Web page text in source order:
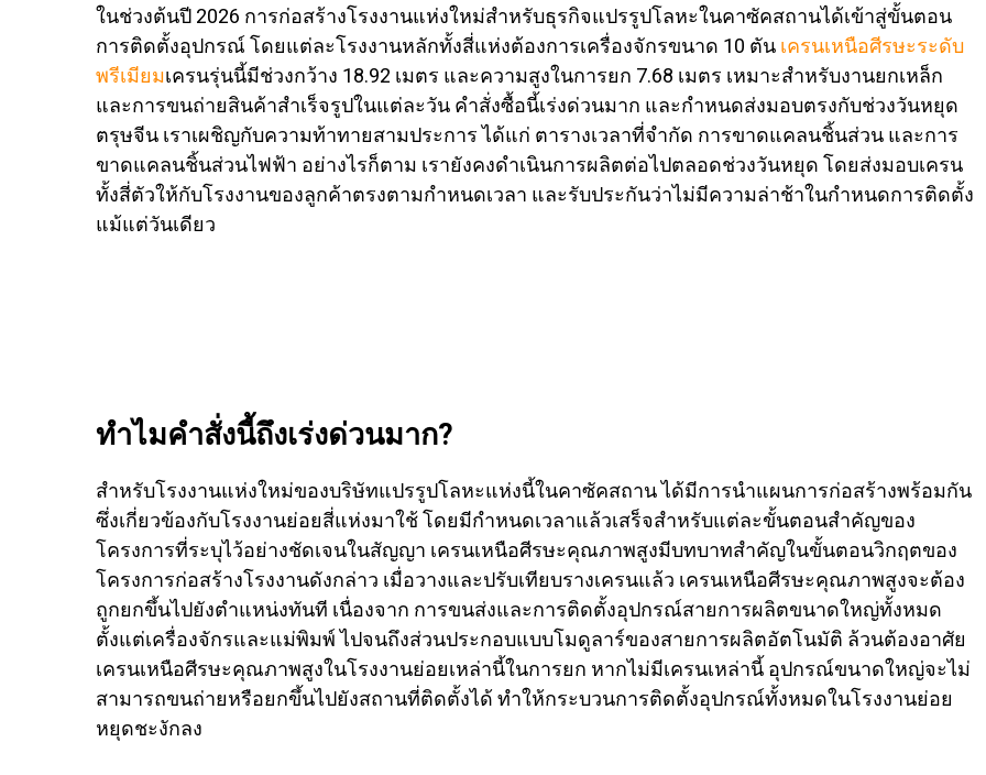
ในช่วงต้นปี 2026 การก่อสร้างโรงงานแห่งใหม่สำหรับธุรกิจแปรรูปโลหะในคาซัคสถานได้เข้าสู่ขั้นตอน
การติดตั้งอุปกรณ์ โดยแต่ละโรงงานหลักทั้งสี่แห่งต้องการเครื่องจักรขนาด 10 ตันเครนเหนือศีรษะระดับ
พรีเมียมเครนรุ่นนี้มีช่วงกว้าง 18.92 เมตร และความสูงในการยก 7.68 เมตร เหมาะสำหรับงานยกเหล็ก
และการขนถ่ายสินค้าสำเร็จรูปในแต่ละวัน คำสั่งซื้อนี้เร่งด่วนมาก และกำหนดส่งมอบตรงกับช่วงวันหยุด
ตรุษจีน เราเผชิญกับความท้าทายสามประการ ได้แก่ ตารางเวลาที่จำกัด การขาดแคลนชิ้นส่วน และการ
ขาดแคลนชิ้นส่วนไฟฟ้า อย่างไรก็ตาม เรายังคงดำเนินการผลิตต่อไปตลอดช่วงวันหยุด โดยส่งมอบเครน
ทั้งสี่ตัวให้กับโรงงานของลูกค้าตรงตามกำหนดเวลา และรับประกันว่าไม่มีความล่าช้าในกำหนดการติดตั้ง
แม้แต่วันเดียว
ทำไมคำสั่งนี้ถึงเร่งด่วนมาก?
สำหรับโรงงานแห่งใหม่ของบริษัทแปรรูปโลหะแห่งนี้ในคาซัคสถาน ได้มีการนำแผนการก่อสร้างพร้อมกัน
ซึ่งเกี่ยวข้องกับโรงงานย่อยสี่แห่งมาใช้ โดยมีกำหนดเวลาแล้วเสร็จสำหรับแต่ละขั้นตอนสำคัญของ
โครงการที่ระบุไว้อย่างชัดเจนในสัญญา เครนเหนือศีรษะคุณภาพสูงมีบทบาทสำคัญในขั้นตอนวิกฤตของ
โครงการก่อสร้างโรงงานดังกล่าว เมื่อวางและปรับเทียบรางเครนแล้ว เครนเหนือศีรษะคุณภาพสูงจะต้อง
ถูกยกขึ้นไปยังตำแหน่งทันที เนื่องจาก การขนส่งและการติดตั้งอุปกรณ์สายการผลิตขนาดใหญ่ทั้งหมด
ตั้งแต่เครื่องจักรและแม่พิมพ์ ไปจนถึงส่วนประกอบแบบโมดูลาร์ของสายการผลิตอัตโนมัติ ล้วนต้องอาศัย
เครนเหนือศีรษะคุณภาพสูงในโรงงานย่อยเหล่านี้ในการยก หากไม่มีเครนเหล่านี้ อุปกรณ์ขนาดใหญ่จะไม่
สามารถขนถ่ายหรือยกขึ้นไปยังสถานที่ติดตั้งได้ ทำให้กระบวนการติดตั้งอุปกรณ์ทั้งหมดในโรงงานย่อย
หยุดชะงักลง